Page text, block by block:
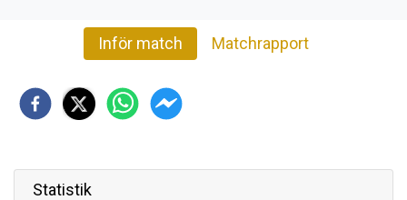
Inför match Matchrapport
Statistik